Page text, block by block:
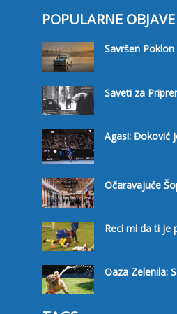
POPULARNE OBJAVE
Savršen
Saveti za
Agasi: Đoković
Očaravajuće
Reci mi da ti je
Oaza Zelenila: